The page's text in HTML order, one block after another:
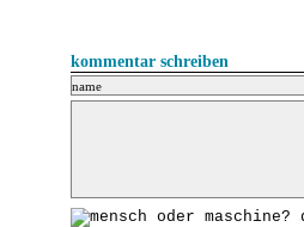
kommentar schreiben